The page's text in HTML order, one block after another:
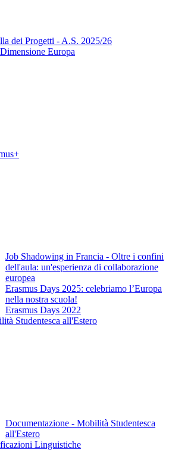
dei Progetti - A.S. 2025/26
Europa
Job Shadowing in Francia - Oltre i confini
dell'aula: un'esperienza di collaborazione
europea
Erasmus Days 2025: celebriamo l’Europa
nella nostra scuola!
Erasmus Days 2022
Studentesca all'Estero
Documentazione - Mobilità Studentesca
all'Estero
Linguistiche